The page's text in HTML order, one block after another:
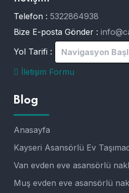
Telefon : 5322864938
Bize E-posta Gönder :
Yol Tarifi :
Navigasyon
İletişim Formu
Blog
Anasayfa
Kayseri Asansörlü Ev
Van evden eve asansörlü
Muş evden eve asansörlü